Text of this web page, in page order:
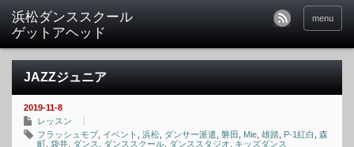
menu
JAZZジュニア
2019-11-8
レッスン
フラッシュモブ イベント 浜松 ダンサー派遣 磐田 Mie 雄踏 P-1紅白
森
町 袋井 ダンス ダンススクール ダンススタジオ キッズダンス